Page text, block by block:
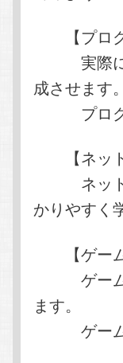
【プログ
実際にプ
成させます。
プログラ
【ネット
ネットワ
かりやすく
【ゲーム
ゲームプ
ます。
ゲームを